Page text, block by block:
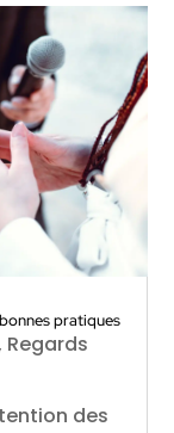
pratiques
Regards
des